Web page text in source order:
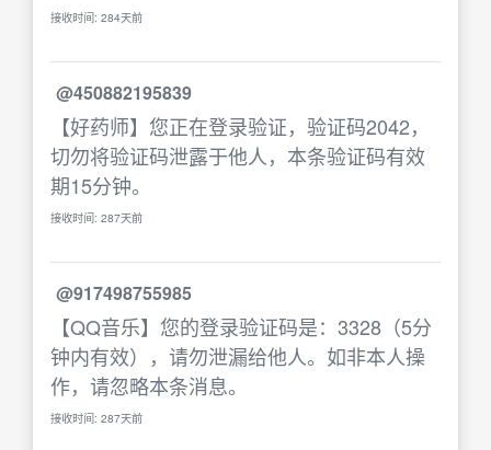
接收时间: 284天前
@450882195839
【好药师】您正在登录验证，验证码2042，
切勿将验证码泄露于他人，本条验证码有效
期15分钟。
接收时间: 287天前
@917498755985
【QQ音乐】您的登录验证码是：3328（5分
钟内有效），请勿泄漏给他人。如非本人操
作，请忽略本条消息。
接收时间: 287天前